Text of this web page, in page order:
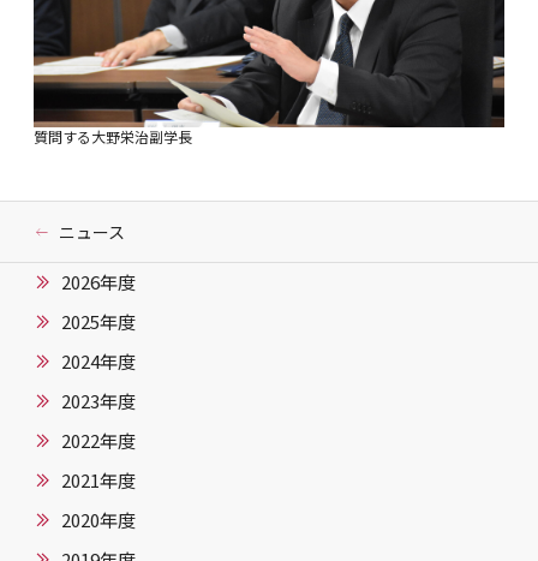
質問する大野栄治副学長
ニュース
2026年度
2025年度
2024年度
2023年度
2022年度
2021年度
2020年度